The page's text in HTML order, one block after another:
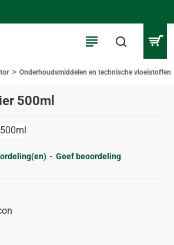
500ml
Onderhoudsmiddelen en technische vloeistoffen
- Geef beoordeling